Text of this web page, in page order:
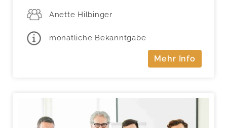
Anette Hilbinger
monatliche Bekanntgabe
Mehr Info